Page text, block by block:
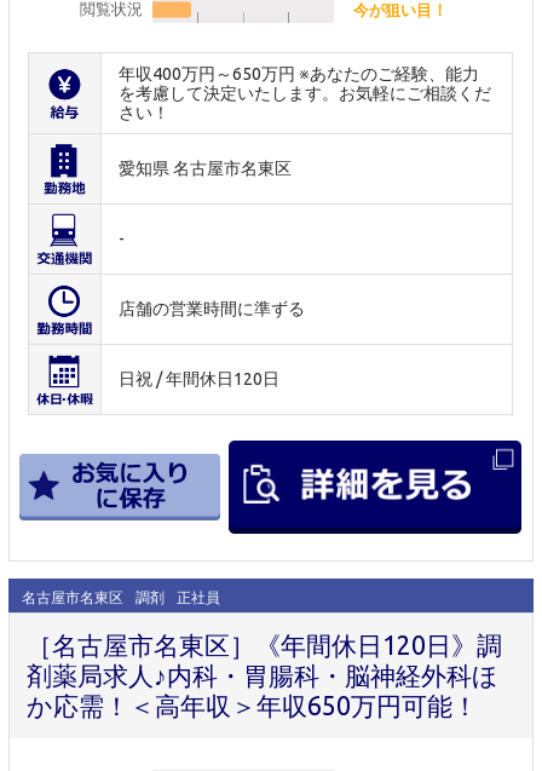
閲覧状況 今が狙い目！
年収400万円～650万円 ※あなたのご経験、能力
を考慮して決定いたします。お気軽にご相談くだ
さい！
愛知県 名古屋市名東区
-
店舗の営業時間に準ずる
日祝 / 年間休日120日
名古屋市名東区 調剤 正社員
［名古屋市名東区］《年間休日120日》調
剤薬局求人♪内科・胃腸科・脳神経外科ほ
か応需！＜高年収＞年収650万円可能！